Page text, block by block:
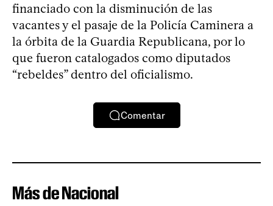
financiado con la disminución de las
vacantes y el pasaje de la Policía Caminera a
la órbita de la Guardia Republicana, por lo
que fueron catalogados como diputados
“rebeldes” dentro del oficialismo.
Comentar
Más de Nacional